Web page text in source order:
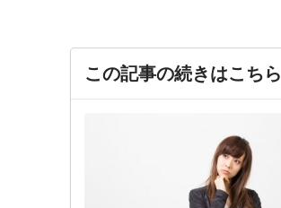
この記事の続きはこちら